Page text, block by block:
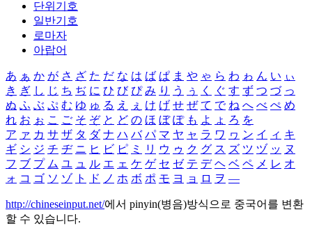
단위기호
일반기호
로마자
아랍어
あ ぁ か が さ ざ た だ な は ば ぱ ま や ゃ ら わ ゎ ん い ぃ
き ぎ し じ ち ぢ に ひ び ぴ み り う ぅ く ぐ す ず つ づ っ
ぬ ふ ぶ ぷ む ゆ ゅ る え ぇ け げ せ ぜ て で ね へ べ ぺ め
れ お ぉ こ ご そ ぞ と ど の ほ ぼ ぽ も よ ょ ろ を
ア ァ カ サ ザ タ ダ ナ ハ バ パ マ ヤ ャ ラ ワ ヮ ン イ ィ キ
ギ シ ジ チ ヂ ニ ヒ ビ ピ ミ リ ウ ゥ ク グ ス ズ ツ ヅ ッ ヌ
フ ブ プ ム ユ ュ ル エ ェ ケ ゲ セ ゼ テ デ ヘ ベ ペ メ レ オ
ォ コ ゴ ソ ゾ ト ド ノ ホ ボ ポ モ ヨ ョ ロ ヲ ―
http://chineseinput.net/에서 pinyin(병음)방식으로 중국어를 변환
할 수 있습니다.